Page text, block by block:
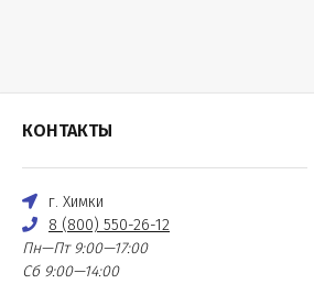
КОНТАКТЫ
г. Химки
8 (800) 550-26-12
Пн—Пт 9:00—17:00
Сб 9:00—14:00